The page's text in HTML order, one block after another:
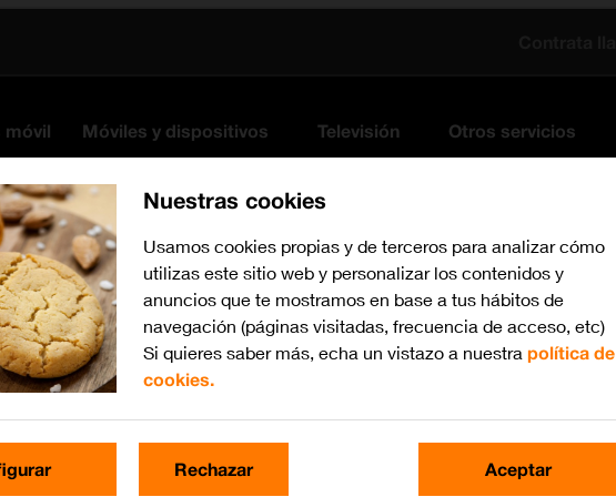
móvil Móviles y dispositivos Televisión Otros servicios
Busca por problema o tema
Nuestras cookies
Usamos cookies propias y de terceros para analizar cómo
utilizas este sitio web y personalizar los contenidos y
anuncios que te mostramos en base a tus hábitos de
navegación (páginas visitadas, frecuencia de acceso, etc)
Si quieres saber más, echa un vistazo a nuestra política de
cookies.
Rechazar Aceptar